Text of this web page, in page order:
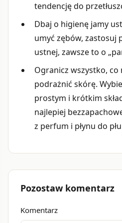
tendencję do
Dbaj o higienę jamy
umyć zębów, zastosuj
ustnej, zawsze to o
Ogranicz wszystko,
podrażnić skórę.
prostym i krótkim
najlepiej
z perfum i płynu do
Pozostaw komentarz
Komentarz